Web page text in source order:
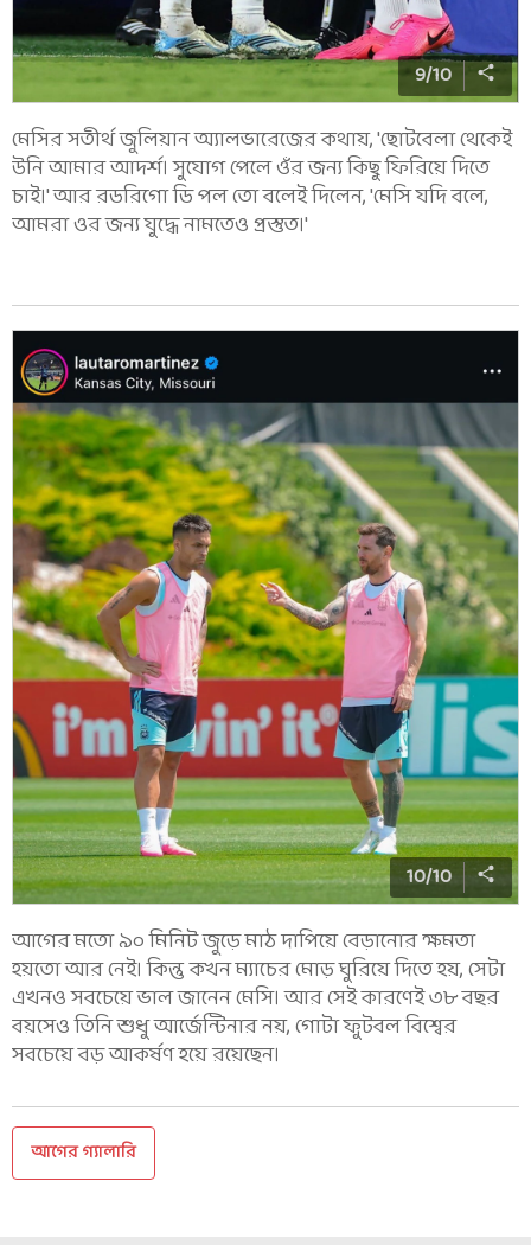
9/10
মেসির সতীর্থ জুলিয়ান অ্যালভারেজের কথায়, 'ছোটবেলা থেকেই
উনি আমার আদর্শ। সুযোগ পেলে ওঁর জন্য কিছু ফিরিয়ে দিতে
চাই।' আর রডরিগো ডি পল তো বলেই দিলেন, 'মেসি যদি বলে,
আমরা ওর জন্য যুদ্ধে নামতেও প্রস্তুত।'
10/10
আগের মতো ৯০ মিনিট জুড়ে মাঠ দাপিয়ে বেড়ানোর ক্ষমতা
হয়তো আর নেই। কিন্তু কখন ম্যাচের মোড় ঘুরিয়ে দিতে হয়, সেটা
এখনও সবচেয়ে ভাল জানেন মেসি। আর সেই কারণেই ৩৮ বছর
বয়সেও তিনি শুধু আর্জেন্টিনার নয়, গোটা ফুটবল বিশ্বের
সবচেয়ে বড় আকর্ষণ হয়ে রয়েছেন।
আগের গ্যালারি